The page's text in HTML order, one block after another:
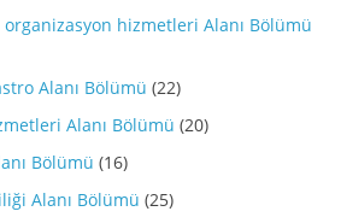
hizmetleri Alanı Bölümü
Alanı Bölümü (22)
Alanı Bölümü (20)
Bölümü (16)
Alanı Bölümü (25)